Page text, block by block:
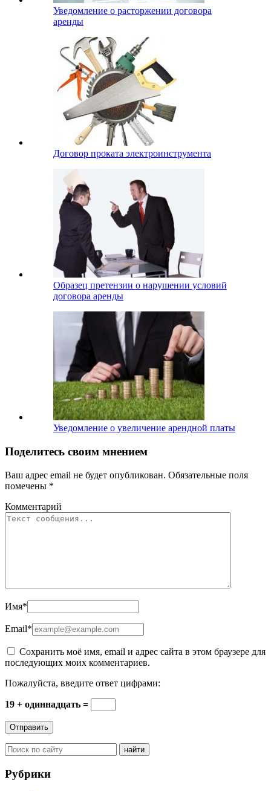
Уведомление о расторжении договора
аренды
Договор проката электроинструмента
Образец претензии о нарушении условий
договора аренды
Уведомление о увеличение арендной платы
Поделитесь своим мнением
Ваш адрес email не будет опубликован. Обязательные поля
помечены *
Комментарий
Имя*
Email*
Сохранить моё имя, email и адрес сайта в этом браузере для
последующих моих комментариев.
Пожалуйста, введите ответ цифрами:
19 + одиннадцать =
Рубрики